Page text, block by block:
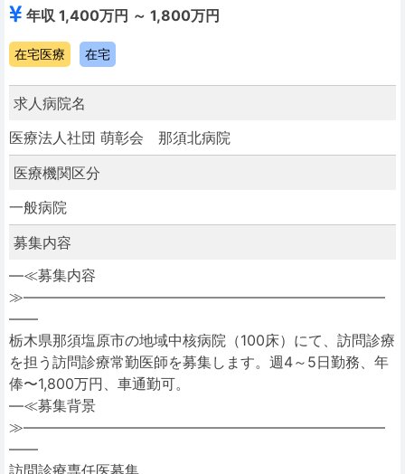
年収 1,400万円 ～ 1,800万円
在宅医療 在宅
求人病院名
医療法人社団 萌彰会 那須北病院
医療機関区分
一般病院
募集内容
―≪募集内容
≫―――――――――――――――――――――――――
――
栃木県那須塩原市の地域中核病院（100床）にて、訪問診療
を担う訪問診療常勤医師を募集します。週4～5日勤務、年
俸〜1,800万円、車通勤可。
―≪募集背景
≫―――――――――――――――――――――――――
――
訪問診療専任医募集